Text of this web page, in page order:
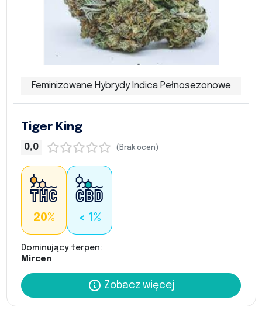
Feminizowane Hybrydy Indica Pełnosezonowe
Tiger King
0,0 (Brak ocen)
20% < 1%
Dominujący terpen:
Mircen
Zobacz więcej